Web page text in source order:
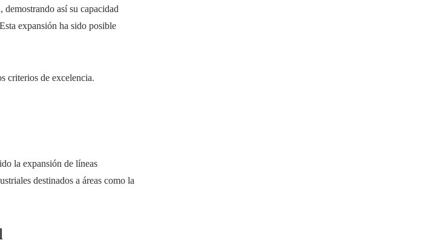
así su capacidad
expansión ha sido posible
criterios de excelencia.
la expansión de líneas
destinados a áreas como la